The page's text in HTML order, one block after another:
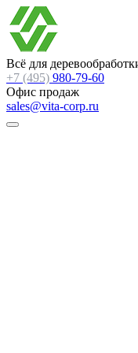
Всё для
+7 (495) 980-79-60
Офис продаж
sales@vita-corp.ru